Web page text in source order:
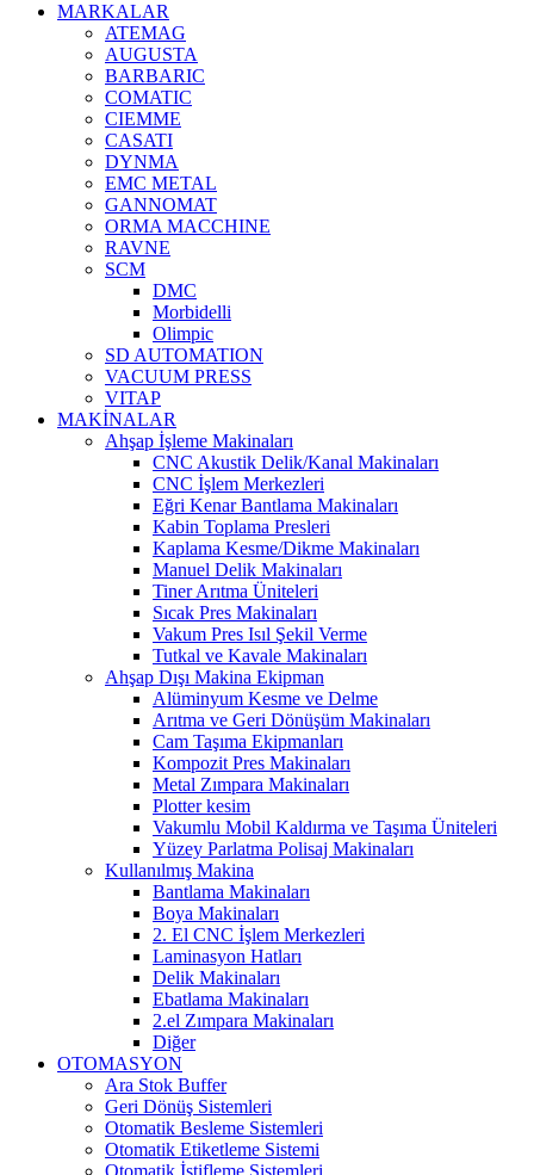
MARKALAR
ATEMAG
AUGUSTA
BARBARIC
COMATIC
CIEMME
CASATI
DYNMA
EMC METAL
GANNOMAT
ORMA MACCHINE
RAVNE
SCM
DMC
Morbidelli
Olimpic
SD AUTOMATION
VACUUM PRESS
VITAP
MAKİNALAR
Ahşap İşleme Makinaları
CNC Akustik Delik/Kanal Makinaları
CNC İşlem Merkezleri
Eğri Kenar Bantlama Makinaları
Kabin Toplama Presleri
Kaplama Kesme/Dikme Makinaları
Manuel Delik Makinaları
Tiner Arıtma Üniteleri
Sıcak Pres Makinaları
Vakum Pres Isıl Şekil Verme
Tutkal ve Kavale Makinaları
Ahşap Dışı Makina Ekipman
Alüminyum Kesme ve Delme
Arıtma ve Geri Dönüşüm Makinaları
Cam Taşıma Ekipmanları
Kompozit Pres Makinaları
Metal Zımpara Makinaları
Plotter kesim
Vakumlu Mobil Kaldırma ve Taşıma Üniteleri
Yüzey Parlatma Polisaj Makinaları
Kullanılmış Makina
Bantlama Makinaları
Boya Makinaları
2. El CNC İşlem Merkezleri
Laminasyon Hatları
Delik Makinaları
Ebatlama Makinaları
2.el Zımpara Makinaları
Diğer
OTOMASYON
Ara Stok Buffer
Geri Dönüş Sistemleri
Otomatik Besleme Sistemleri
Otomatik Etiketleme Sistemi